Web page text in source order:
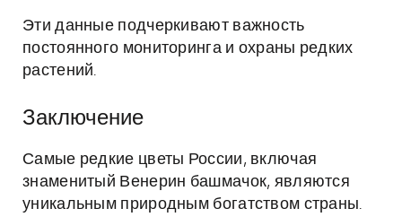
Эти данные подчеркивают важность
постоянного мониторинга и охраны редких
растений.
Заключение
Самые редкие цветы России, включая
знаменитый Венерин башмачок, являются
уникальным природным богатством страны.